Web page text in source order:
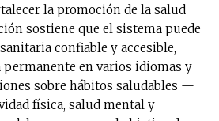
la promoción de la salud
sostiene que el sistema puede
confiable y accesible,
en varios idiomas y
sobre hábitos saludables —
física, salud mental y